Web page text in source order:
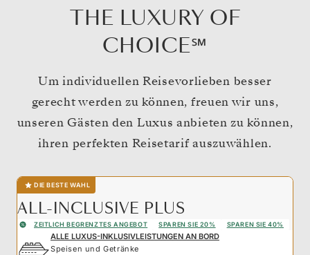
THE LUXURY OF
CHOICE℠
Um individuellen Reisevorlieben besser
gerecht werden zu können, freuen wir uns,
unseren Gästen den Luxus anbieten zu können,
ihren perfekten Reisetarif auszuwählen.
DIE BESTE WAHL
ALL-INCLUSIVE PLUS
ZEITLICH BEGRENZTES ANGEBOT SPAREN SIE 20% SPAREN SIE 40%
ALLE LUXUS-INKLUSIVLEISTUNGEN AN BORD
Speisen und Getränke